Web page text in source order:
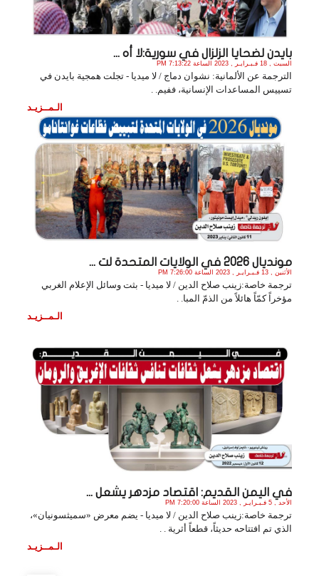
بايدن لضحايا الزلزال في سورية:لا أه ...
السبت , 18 فـبـرايـر , 2023 الساعة 7:13:22 PM
الترجمة عن الألمانية: نشوان دماج / لا ميديا - تجلت همجية بايدن في
تسييس المساعدات الإنسانية، ففيم. .
الـمــزيـد
مونديال 2026 في الولايات المتحدة لت ...
الأثنين , 13 فـبـرايـر , 2023 الساعة 7:26:00 PM
ترجمة خاصة:زينب صلاح الدين / لا ميديا - بثت وسائل الإعلام الغربي
مؤخراً كمّاً هائلاً من الذمّ المبا. .
الـمــزيـد
في اليمن القديم: اقتصاد مزدهر يشعل ...
الأحد , 5 فـبـرايـر , 2023 الساعة 7:20:00 PM
ترجمة خاصة:زينب صلاح الدين / لا ميديا - يضم معرض «سميثسونيان»،
الذي تم افتتاحه حديثاً، قطعاً أثرية . .
الـمــزيـد